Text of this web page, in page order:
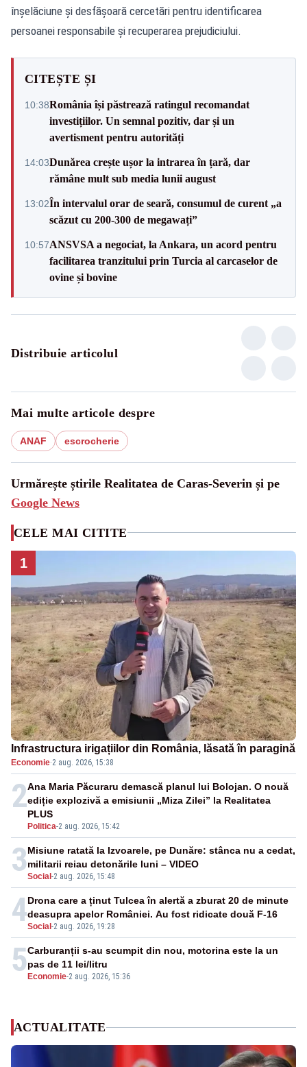
înșelăciune și desfășoară cercetări pentru identificarea
persoanei responsabile și recuperarea prejudiciului.
CITEȘTE ȘI
10:38România își păstrează ratingul recomandat
investițiilor. Un semnal pozitiv, dar și un
avertisment pentru autorități
14:03Dunărea crește ușor la intrarea în țară, dar
rămâne mult sub media lunii august
13:02În intervalul orar de seară, consumul de curent „a
scăzut cu 200-300 de megawați”
10:57ANSVSA a negociat, la Ankara, un acord pentru
facilitarea tranzitului prin Turcia al carcaselor de
ovine și bovine
Distribuie articolul
Mai multe articole despre
ANAF escrocherie
Urmărește știrile Realitatea de Caras-Severin și pe
Google News
CELE MAI CITITE
1
Infrastructura irigațiilor din România, lăsată în paragină
Economie·2 aug. 2026, 15:38
2
Politica-2 aug. 2026, 15:42
Ana Maria Păcuraru demască planul lui Bolojan. O nouă
ediție explozivă a emisiunii „Miza Zilei” la Realitatea
PLUS
3Social -2 aug. 2026, 15:48
Misiune ratată la Izvoarele, pe Dunăre: stânca nu a cedat,
militarii reiau detonările luni – VIDEO
4Social -2 aug. 2026, 19:28
Drona care a ținut Tulcea în alertă a zburat 20 de minute
deasupra apelor României. Au fost ridicate două F-16
5 Economie-2 aug. 2026, 15:36
Carburanții s-au scumpit din nou, motorina este la un
pas de 11 lei/litru
ACTUALITATE